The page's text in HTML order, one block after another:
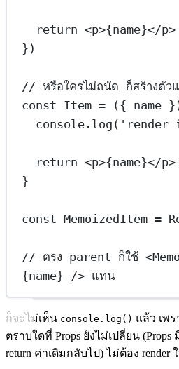
return <p>{name}</p>
})
// หรือใครไม่ถนัด ก็สร้างตัวแ
const Item = ({ name
console. log ( 'render
return <p>{name}</p>
}
const MemoizedItem =
// ตรง parent ก็ใช้
{name} /> แทน
ก็จะไม่เห็น console.log() แล้ว เพร
ตราบใดที่ Props ยังไม่เปลี่ยน
return ค่าเดิมกลับไป) ไม่ต้อง render